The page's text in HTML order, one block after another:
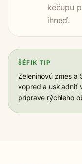
kečupu
ihneď.
ŠÉFIK TIP
Zeleninovú zmes a
vopred a uskladniť
príprave rýchleho